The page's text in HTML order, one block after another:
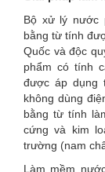
Bộ xử lý nước
bằng từ tính
Quốc và độc
phẩm có tính
được áp dụng
không dùng
bằng từ tính
cứng và kim
trường (nam
Làm mềm